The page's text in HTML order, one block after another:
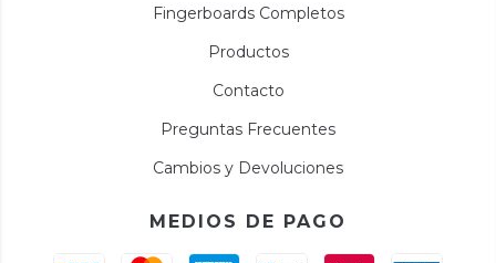
Fingerboards Completos
Productos
Contacto
Preguntas Frecuentes
Cambios y Devoluciones
MEDIOS DE PAGO